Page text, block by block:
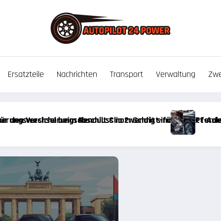
Ersatzteile Nachrichten Transport Verwaltung
Anleitung für Einsteiger
richtig verstehen: Wie sich CV und DIN-PS